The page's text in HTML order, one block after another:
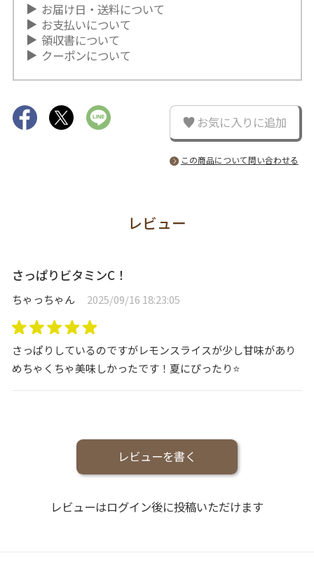
お届け日・送料について
お支払いについて
領収書について
クーポンについて
お気に入りに追加
この商品について問い合わせる
レビュー
さっぱりビタミンC！
ちゃっちゃん 2025/09/16 18:23:05
さっぱりしているのですがレモンスライスが少し甘味があり
めちゃくちゃ美味しかったです！夏にぴったり⭐️
レビューを書く
レビューはログイン後に投稿いただけます